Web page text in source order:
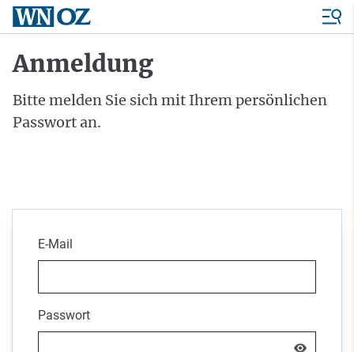
Anmeldung
Bitte melden Sie sich mit Ihrem persönlichen
Passwort an.
E-Mail
Passwort